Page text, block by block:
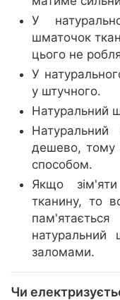
У
шматочок
цього не
У
у штучного.
Натуральний
дешево, тому
способом.
Якщо
тканину, то
заломами.
Чи